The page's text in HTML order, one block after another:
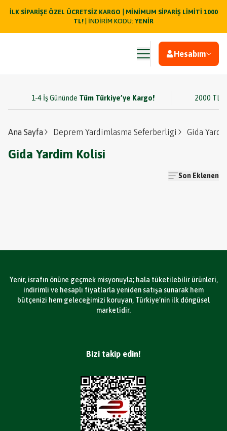
İLK SİPARİŞE ÖZEL ÜCRETSİZ KARGO
MİNİMUM SİPARİŞ LİMİTİ 1000
TL! | İNDİRİM KODU: YENİR
Hesabım
1-4 İş Gününde Tüm Türkiye’ye Kargo! 2000 TL
Ana Sayfa Deprem Yardimlasma Seferberligi Gida
Gida Yardim Kolisi
Son Eklenen
Yenir, israfın önüne geçmek misyonuyla; hala tüketilebilir ürünleri,
indirimli ve hesaplı fiyatlarla yeniden satışa sunarak hem
bütçenizi hem geleceğimizi koruyan, Türkiye’nin ilk döngüsel
marketidir.
Bizi takip edin!